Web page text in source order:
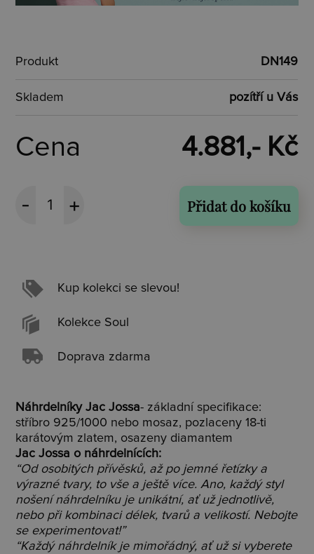
Produkt DN149
Skladem pozítří u Vás
Cena 4.881,- Kč
Přidat do košíku
Kup kolekci se slevou!
Kolekce Soul
Doprava zdarma
Náhrdelníky Jac Jossa- základní specifikace:
stříbro 925/1000 nebo mosaz, pozlaceny 18-ti
karátovým zlatem, osazeny diamantem
Jac Jossa o náhrdelnících:
“Od osobitých přívěsků, až po jemné řetízky a
výrazné tvary, to vše a ještě více. Ano, každý styl
nošení náhrdelníku je unikátní, ať už jednotlivě,
nebo při kombinaci délek, tvarů a velikostí. Nebojte
se experimentovat!”
“Každý náhrdelník je mimořádný, ať už si vyberete